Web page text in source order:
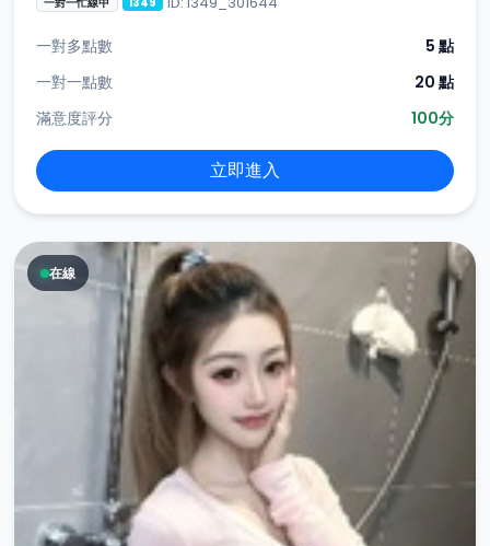
一對多點數
5 點
一對一點數
20 點
滿意度評分
100分
立即進入
在線